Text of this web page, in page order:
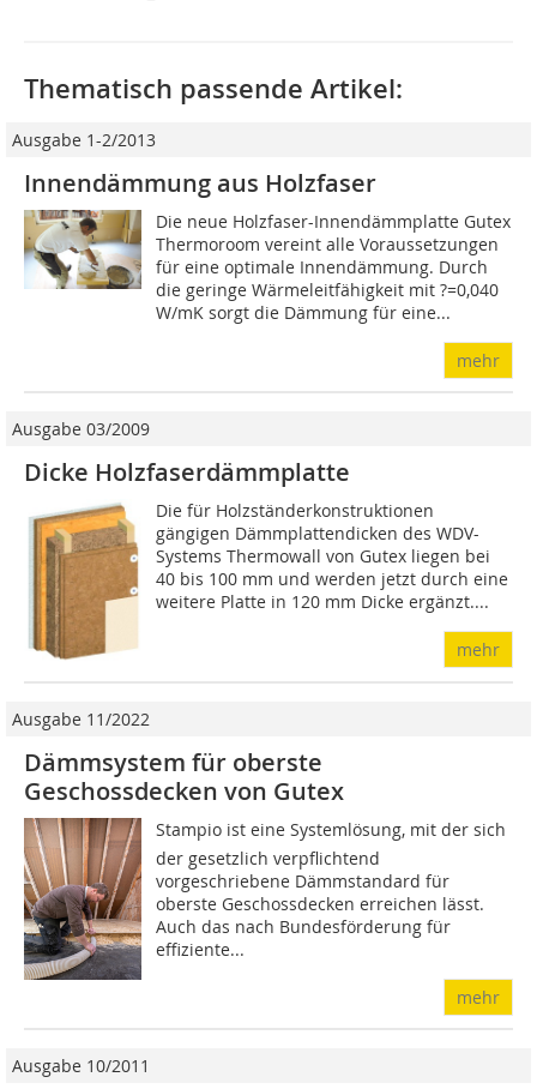
Thematisch passende Artikel:
Ausgabe 1-2/2013
Innendämmung aus Holzfaser
Die neue Holzfaser-Innendämmplatte Gutex
Thermoroom vereint alle Voraussetzungen
für eine optimale Innendämmung. Durch
die geringe Wärmeleitfähigkeit mit ?=0,040
W/mK sorgt die Dämmung für eine...
mehr
Ausgabe 03/2009
Dicke Holzfaserdämmplatte
Die für Holzständerkonstruktionen
gängigen Dämmplattendicken des WDV-
Systems Thermowall von Gutex liegen bei
40 bis 100 mm und werden jetzt durch eine
weitere Platte in 120 mm Dicke ergänzt....
mehr
Ausgabe 11/2022
Dämmsystem für oberste
Geschossdecken von Gutex
Stampio ist eine Systemlösung, mit der sich
der gesetzlich verpflichtend
vorgeschriebene Dämmstandard für
oberste Geschossdecken erreichen lässt.
Auch das nach Bundesförderung für
effiziente...
mehr
Ausgabe 10/2011